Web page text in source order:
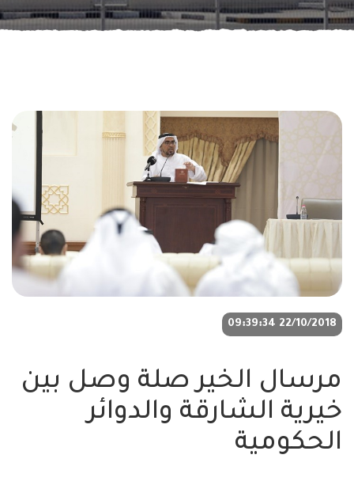
22/10/2018 09:39:34
مرسال الخير صلة وصل بين
خيرية الشارقة والدوائر
الحكومية